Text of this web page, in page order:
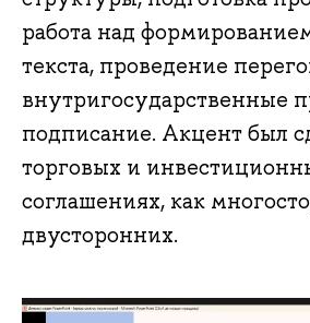
работа над
текста, проведение
внутригосударственные
подписание. Акцент был
торговых и
соглашениях, как
двусторонних.